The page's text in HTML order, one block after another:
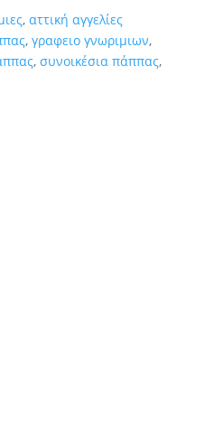
, αττική αγγελίες
, γραφειο γνωριμιων,
, συνοικέσια πάππας,